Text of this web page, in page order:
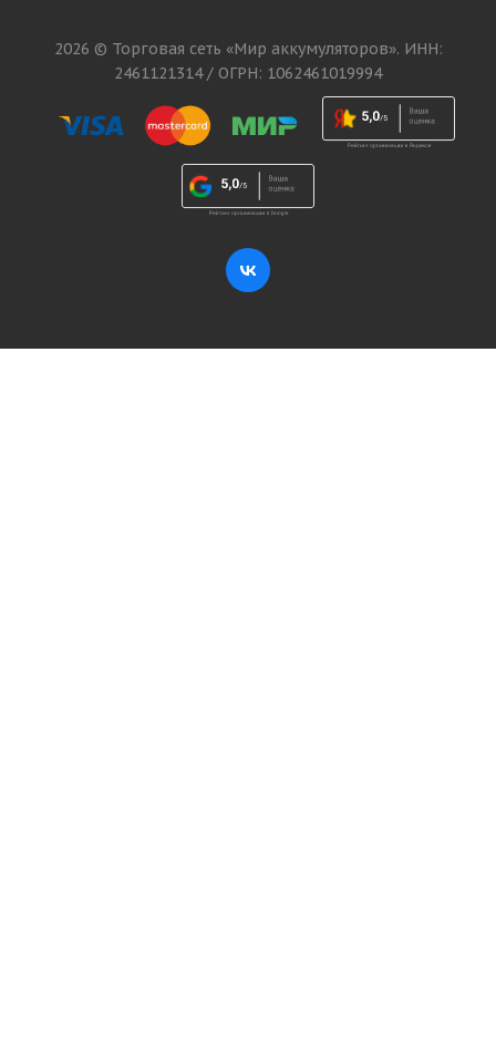
2026 © Торговая сеть «Мир аккумуляторов». ИНН:
2461121314 / ОГРН: 1062461019994